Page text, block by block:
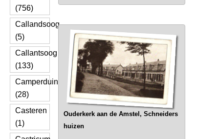
(756)
Callandsoog
(5)
Callantsoog
(133)
Camperduin
(28)
Casteren
(1)
Ouderkerk aan de Amstel, Schneiders
huizen